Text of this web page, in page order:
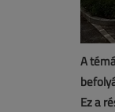
A
Ez a